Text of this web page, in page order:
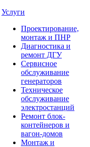
Услуги
Проектирование,
монтаж и ПНР
Диагностика и
ремонт ДГУ
Сервисное
обслуживание
генераторов
Техническое
обслуживание
электростанций
Ремонт блок-
контейнеров и
вагон-домов
Монтаж и